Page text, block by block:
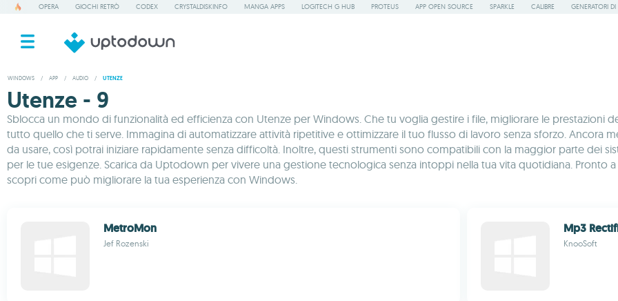
OPERA GIOCHI RETRÒ CODEX CRYSTALDISKINFO MANGA APPS LOGITECH G HUB PROTEUS APP OPEN SOURCE SPARKLE CALIBRE GENERATORI
WINDOWS / APP / AUDIO / UTENZE
Utenze - 9
Sblocca un mondo di funzionalità ed efficienza con Utenze per Windows. Che tu voglia gestire i file, migliorare le prestazioni
tutto quello che ti serve. Immagina di automatizzare attività ripetitive e ottimizzare il tuo flusso di lavoro senza sforzo.
da usare, così potrai iniziare rapidamente senza difficoltà. Inoltre, questi strumenti sono compatibili con la maggior parte dei
per le tue esigenze. Scarica da Uptodown per vivere una gestione tecnologica senza intoppi nella tua vita quotidiana. Pronto
scopri come può migliorare la tua esperienza con Windows.
MetroMon
Jef Rozenski
Mp3
KnooSoft